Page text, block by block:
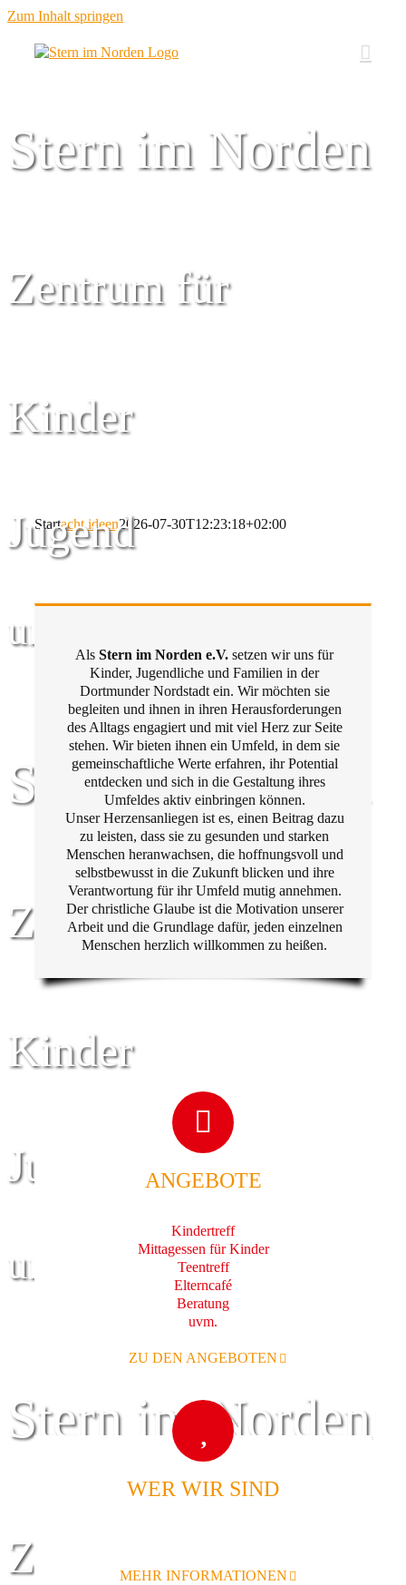
Zum Inhalt springen
Stern im Norden
Zentrum für
Kinder
Jugend
und Familie
Stern im Norden
Zentrum für
Kinder
Jugend
und Familie
Stern im Norden
Zentrum für
Startacht ideen2026-07-30T12:23:18+02:00
Als Stern im Norden e.V. setzen wir uns für
Kinder, Jugendliche und Familien in der
Dortmunder Nordstadt ein. Wir möchten sie
begleiten und ihnen in ihren Herausforderungen
des Alltags engagiert und mit viel Herz zur Seite
stehen. Wir bieten ihnen ein Umfeld, in dem sie
gemeinschaftliche Werte erfahren, ihr Potential
entdecken und sich in die Gestaltung ihres
Umfeldes aktiv einbringen können.
Unser Herzensanliegen ist es, einen Beitrag dazu
zu leisten, dass sie zu gesunden und starken
Menschen heranwachsen, die hoffnungsvoll und
selbstbewusst in die Zukunft blicken und ihre
Verantwortung für ihr Umfeld mutig annehmen.
Der christliche Glaube ist die Motivation unserer
Arbeit und die Grundlage dafür, jeden einzelnen
Menschen herzlich willkommen zu heißen.
ANGEBOTE
Kindertreff
Mittagessen für Kinder
Teentreff
Elterncafé
Beratung
uvm.
ZU DEN ANGEBOTEN
WER WIR SIND
MEHR INFORMATIONEN